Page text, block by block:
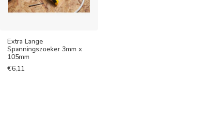
Extra Lange
Spanningszoeker 3mm x
105mm
€6,11